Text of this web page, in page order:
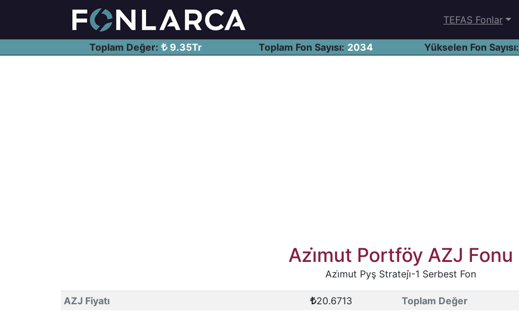
TEFAS Fonlar
Toplam Değer: 9.35Tr Toplam Fon Sayısı: 2034 Yükselen Fon Sayısı:
Azi̇mut Portföy AZJ Fonu
Azi̇mut Pyş Strateji̇-1 Serbest Fon
AZJ Fiyatı 20.6713 Toplam Değer